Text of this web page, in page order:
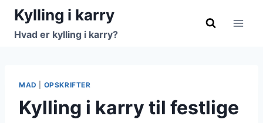
Fortsæt
indhold
Kylling i karry
Hvad er kylling i karry?
MAD OPSKRIFTER
Kylling i karry til festlige